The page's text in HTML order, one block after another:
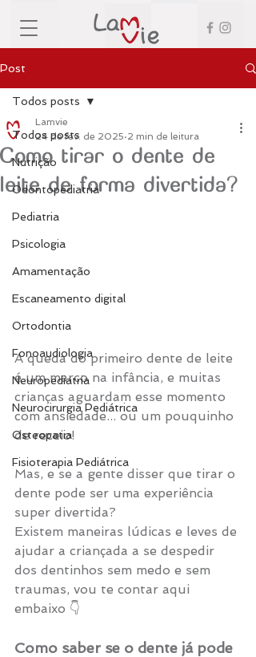
Post
Todos posts
Nutrição
Odontopediatria
Pediatria
Psicologia
Amamentação
Escaneamento digital
Ortodontia
Fonoaudiologia
Neuropediatria
Neurocirurgia Pediátrica
Osteopatia
Fisioterapia Pediátrica
Todos posts
Como tirar o dente de
leite de forma divertida?
Lamvie
24 de fev. de 2025 2 min de leitura
A queda do primeiro dente de leite
é um marco na infância, e muitas
crianças aguardam esse momento
com ansiedade... ou um pouquinho
de receio!
Mas, e se a gente disser que tirar o
dente pode ser uma experiência
super divertida?
Existem maneiras lúdicas e leves de
ajudar a criançada a se despedir
dos dentinhos sem medo e sem
traumas, vou te contar aqui
embaixo 👇
Como saber se o dente já pode